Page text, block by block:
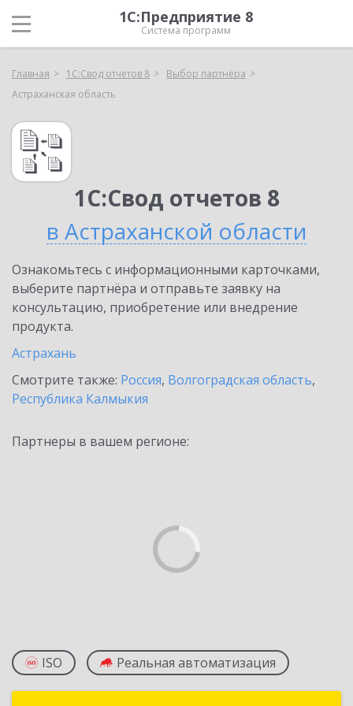
1С:Предприятие 8
Система программ
Главная 1С:Свод отчетов 8
Выбор партнёра
Астраханская область
1С:Свод отчетов 8
в Астраханской области
Ознакомьтесь с информационными карточками,
выберите партнёра и отправьте заявку на
консультацию, приобретение или внедрение
продукта.
Астрахань
Смотрите также: Россия, Волгоградская область,
Республика Калмыкия
Партнеры в вашем регионе:
ISO Реальная автоматизация